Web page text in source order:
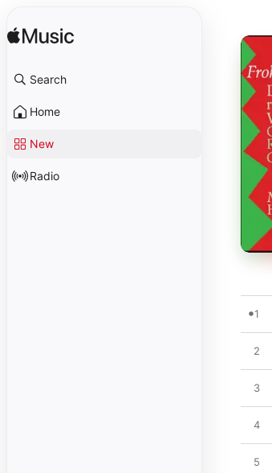
Search
Home
New
Radio
1
2
3
4
5